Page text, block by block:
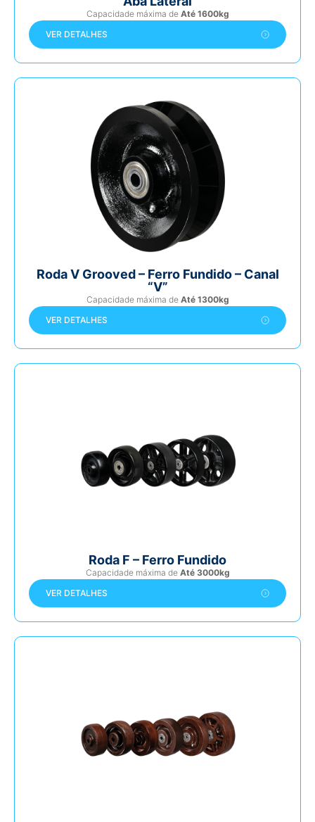
Capacidade máxima de Até 1600kg
VER DETALHES
Roda V Grooved – Ferro Fundido – Canal
“V”
Capacidade máxima de Até 1300kg
VER DETALHES
Roda F – Ferro Fundido
Capacidade máxima de Até 3000kg
VER DETALHES